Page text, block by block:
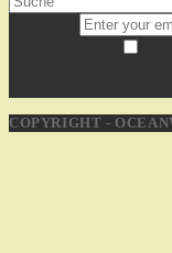
COPYRIGHT -